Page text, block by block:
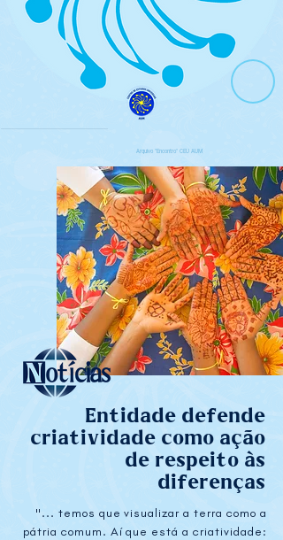
Arquivo "Encontro" CEU AUM
Entidade defende
criatividade como ação
de respeito às
diferenças
"... temos que visualizar a terra como a
pátria comum. Aí que está a criatividade: